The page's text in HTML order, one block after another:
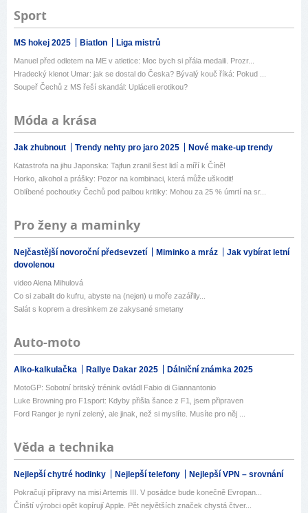
Sport
MS hokej 2025 Biatlon Liga mistrů
Manuel před odletem na ME v atletice: Moc bych si přála medaili. Prozr...
Hradecký klenot Umar: jak se dostal do Česka? Bývalý kouč říká: Pokud ...
Soupeř Čechů z MS řeší skandál: Upláceli erotikou?
Móda a krása
Jak zhubnout Trendy nehty pro jaro 2025 Nové make-up trendy
Katastrofa na jihu Japonska: Tajfun zranil šest lidí a míří k Číně!
Horko, alkohol a prášky: Pozor na kombinaci, která může uškodit!
Oblíbené pochoutky Čechů pod palbou kritiky: Mohou za 25 % úmrtí na sr...
Pro ženy a maminky
Nejčastější novoroční předsevzetí Miminko a mráz
Jak vybírat letní
dovolenou
video Alena Mihulová
Co si zabalit do kufru, abyste na (nejen) u moře zazářily...
Salát s koprem a dresinkem ze zakysané smetany
Auto-moto
Alko-kalkulačka Rallye Dakar 2025 Dálniční známka 2025
MotoGP: Sobotní britský trénink ovládl Fabio di Giannantonio
Luke Browning pro F1sport: Kdyby přišla šance z F1, jsem připraven
Ford Ranger je nyní zelený, ale jinak, než si myslíte. Musíte pro něj ...
Věda a technika
Nejlepší chytré hodinky Nejlepší telefony Nejlepší VPN – srovnání
Pokračují přípravy na misi Artemis III. V posádce bude konečně Evropan...
Čínští výrobci opět kopírují Apple. Pět největších značek chystá čtver...